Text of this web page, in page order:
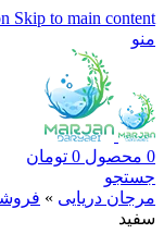
Skip to main content
منو
0 محصول 0 تومان
جستجو
مرجان دریایی »
سفید